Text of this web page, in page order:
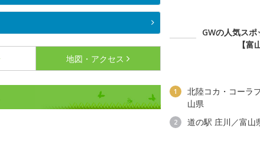
地図・アクセス
GWの人気ス
【富
1
北陸コカ・コーラ
山県
2
道の駅 庄川／富山